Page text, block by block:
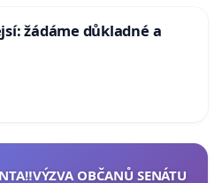
žádáme důkladné a
OBČANŮ SENÁTU